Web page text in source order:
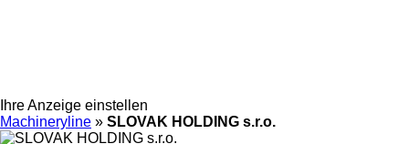
Ihre Anzeige einstellen
Machineryline » SLOVAK HOLDING s.r.o.